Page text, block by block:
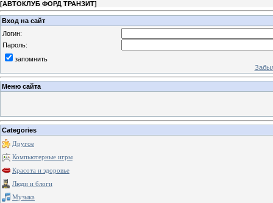
[АВТОКЛУБ ФОРД ТРАНЗИТ]
Вход на сайт
Логин:
Пароль:
запомнить
Меню сайта
Categories
Другое
Компьютерные игры
Красота и здоровье
Люди и блоги
Музыка